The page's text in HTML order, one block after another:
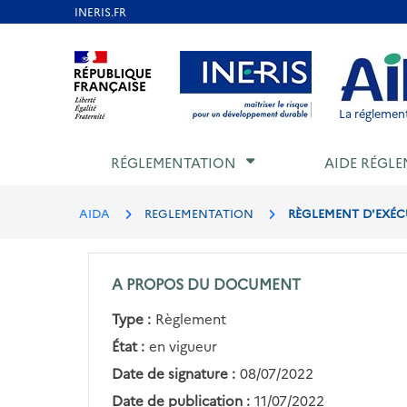
Aller au contenu Aller au menu Aller au
La
RÉGLEMENTATION AIDE
AIDA REGLEMENTATION RÈGLEMENT
A PROPOS DU DOCUMENT
Type : Règlement
État : en vigueur
Date de signature : 08/07/2022
Date de publication : 11/07/2022